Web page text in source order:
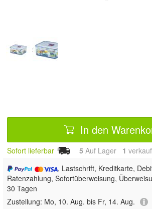
In den
Sofort lieferbar 5 Auf Lager 1
, Lastschrift, Kreditkarte,
Ratenzahlung, Sofortüberweisung,
30 Tagen
Zustellung: Mo, 10. Aug. bis Fr, 14. Aug.